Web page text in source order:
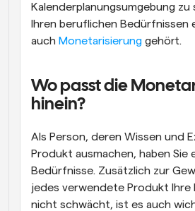
Kalenderplanungsumgebung
Ihren beruflichen Bedürfnissen
auch Monetarisierung gehört.
Wo passt die
hinein?
Als Person, deren Wissen und
Produkt ausmachen, haben Sie
Bedürfnisse. Zusätzlich zur
jedes verwendete Produkt Ihre
nicht schwächt, ist es auch